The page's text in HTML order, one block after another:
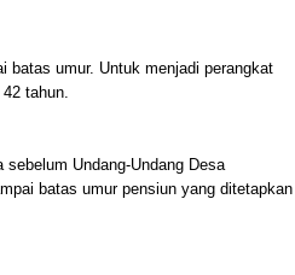
batas umur. Untuk menjadi perangkat
tahun.
Undang-Undang Desa
batas umur pensiun yang ditetapkan